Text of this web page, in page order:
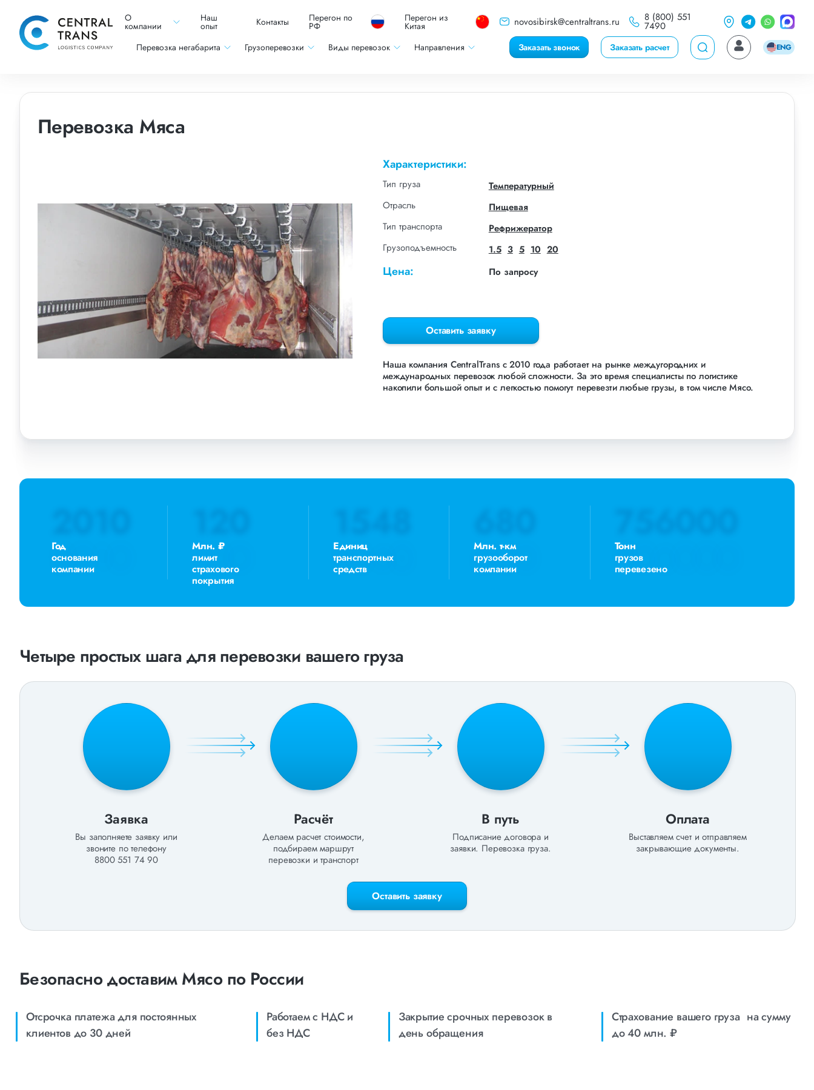
О
компании
Наш
опыт Контакты Перегон по
РФ
Перегон из
Китая novosibirsk@centraltrans.ru 8 (800) 551
7490
Перевозка негабарита Грузоперевозки Виды перевозок Направления Заказать звонок Заказать расчет ENG
Перевозка Мяса
Характеристики:
Тип груза
Температурный
Отрасль
Пищевая
Тип транспорта
Рефрижератор
Грузоподъемность
1.5 3 5 10 20
Цена: По запросу
Оставить заявку
Наша компания СentralTrans с 2010 года работает на рынке междугородних и
международных перевозок любой сложности. За это время специалисты по логистике
накопили большой опыт и с легкостью помогут перевезти любые грузы, в том числе Мясо.
погрузочно-разгрузочные работы, оформление документации, экспедирование. За каждым
получить коммерческое предложение заполните форму на сайте или звоните по номеру 8
Год
основания
компании
Млн. ₽
лимит
страхового
покрытия
Единиц
транспортных
средств
Млн. т-км
грузооборот
компании
Тонн
грузов
перевезено
Четыре простых шага для перевозки вашего груза
Заявка
Вы заполняете заявку или
звоните по телефону
8800 551 74 90
Расчёт
Делаем расчет стоимости,
подбираем маршрут
перевозки и транспорт
В путь
Подписание договора и
заявки. Перевозка груза.
Оплата
Выставляем счет и отправляем
закрывающие документы.
Оставить заявку
Безопасно доставим Мясо по России
Отсрочка платежа для постоянных
клиентов до 30 дней
Работаем с НДС и
без НДС
Закрытие срочных перевозок в
день обращения
Страхование вашего груза на сумму
до 40 млн. ₽